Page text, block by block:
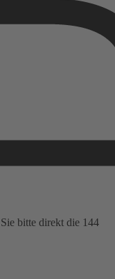
bitte direkt die 144